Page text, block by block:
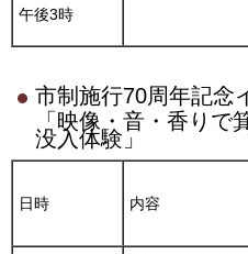
午後3時
市制施行70周年記念
「映像・音・香りで
没入体験」
日時 内容